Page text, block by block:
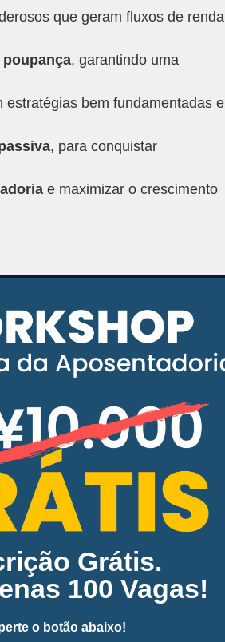
que geram fluxos de renda
, garantindo uma
estratégias bem fundamentadas e
, para conquistar
e maximizar o crescimento
Grátis.
100 Vagas!
o botão abaixo!